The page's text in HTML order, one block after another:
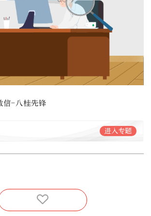
信-八桂先锋
进入专题